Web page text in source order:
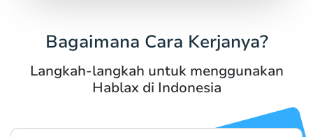
Bagaimana Cara Kerjanya?
Langkah-langkah untuk menggunakan
Hablax di Indonesia